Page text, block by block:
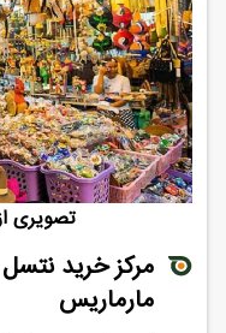
تصویری
مرکز خرید
مارماریس